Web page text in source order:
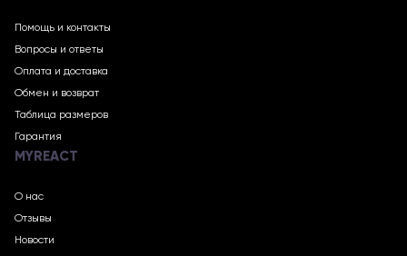
Помощь и контакты
Вопросы и ответы
Оплата и доставка
Обмен и возврат
Таблица размеров
Гарантия
MYREACT
О нас
Отзывы
Новости